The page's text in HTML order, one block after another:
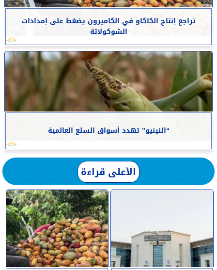
تراجع إنتاج الكاكاو في الكاميرون يضغط على إمدادات
الشوكولاتة
“النينيو” تهدد أسواق السلع العالمية
الأعلى قراءة